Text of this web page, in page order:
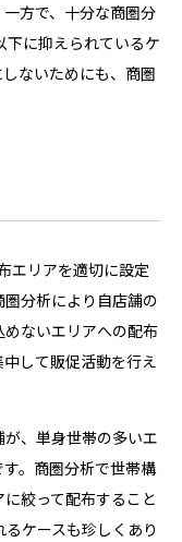
方で、十分な商圏分
に抑えられているケ
ないためにも、商圏
エリアを適切に設定
分析により自店舗の
ないエリアへの配布
して販促活動を行え
、単身世帯の多いエ
。商圏分析で世帯構
絞って配布すること
ケースも珍しくあり